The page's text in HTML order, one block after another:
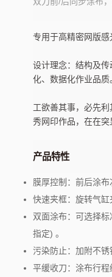
专用于高精密网版感
设计理念：结构及
化、数据化作业品质
工欲善其事，必先
秀网印作品，在在
产品特性
膜厚控制：前后涂布
快速夹框：旋转气缸
双面涂布：可选择
指定) 。
污染防止：加附不
平缓收刀：涂布行